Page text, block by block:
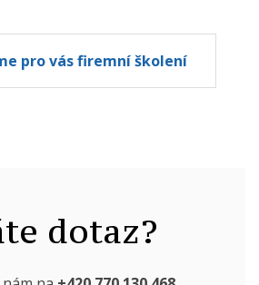
pro vás firemní školení
dotaz?